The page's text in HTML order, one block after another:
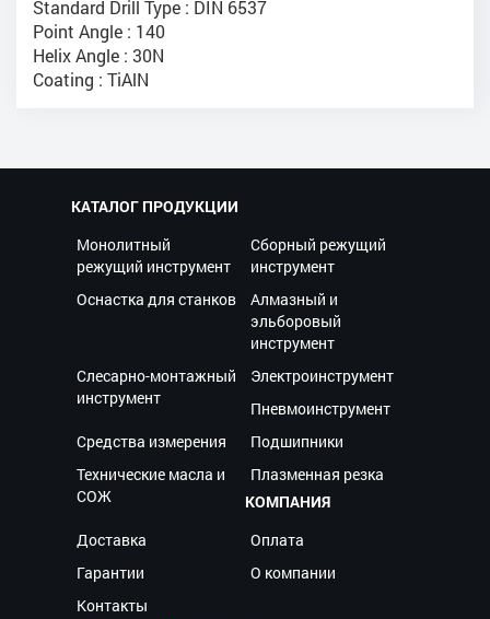
Standard Drill Type : DIN 6537
Point Angle : 140
Helix Angle : 30N
Coating : TiAlN
КАТАЛОГ ПРОДУКЦИИ
Монолитный
режущий инструмент
Сборный режущий
инструмент
Оснастка для станков
Алмазный и
эльборовый
инструмент
Слесарно-монтажный
инструмент
Электроинструмент
Пневмоинструмент
Средства измерения
Подшипники
Технические масла и
СОЖ
Плазменная резка
КОМПАНИЯ
Доставка
Оплата
Гарантии
О компании
Контакты